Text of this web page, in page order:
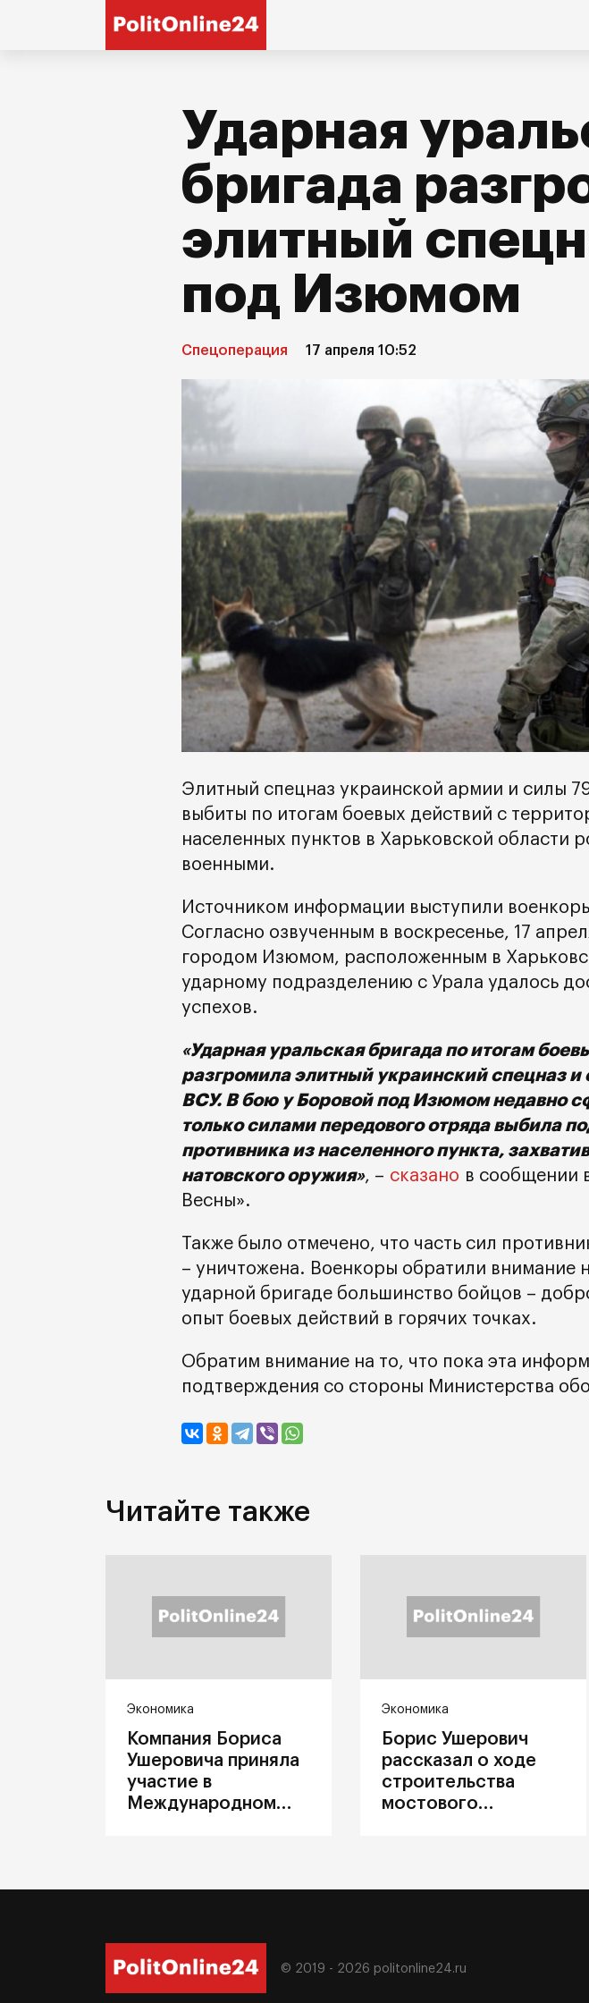
Ударная
бригада
элитный
под Изюмом
Спецоперация 17 апреля 10:52
Элитный спецназ украинской армии и силы
выбиты по итогам боевых действий с
населенных пунктов в Харьковской области
военными.
Источником информации выступили
Согласно озвученным в воскресенье, 17
городом Изюмом, расположенным в
ударному подразделению с Урала удалось
успехов.
«Ударная уральская бригада по итогам
разгромила элитный украинский спецназ
ВСУ. В бою у Боровой под Изюмом недавно
только силами передового отряда выбила
противника из населенного пункта,
натовского оружия», – сказано в сообщении
Весны».
Также было отмечено, что часть сил
– уничтожена. Военкоры обратили внимание
ударной бригаде большинство бойцов –
опыт боевых действий в горячих точках.
Обратим внимание на то, что пока эта
подтверждения со стороны Министерства
Читайте также
Экономика
Компания Бориса
Ушеровича приняла
участие в
Международном
Экономика
Борис Ушерович
рассказал о ходе
строительства
мостового
© 2019 - 2026 politonline24.ru